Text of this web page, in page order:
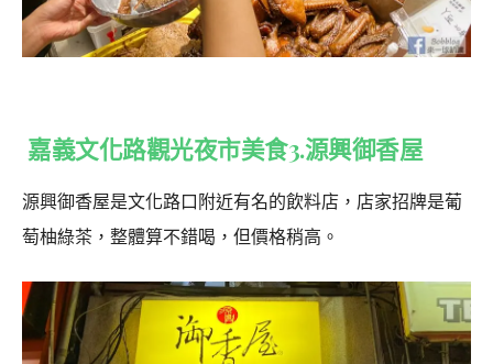
嘉義文化路觀光夜市美食3.源興御香屋
源興御香屋是文化路口附近有名的飲料店，店家招牌是葡
萄柚綠茶，整體算不錯喝，但價格稍高。